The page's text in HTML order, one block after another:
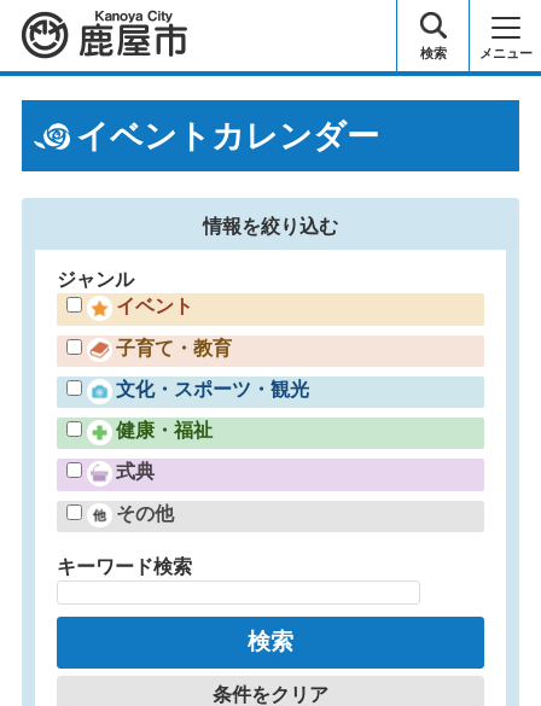
鹿屋市 検索 メニュー
イベントカレンダー
情報を絞り込む
ジャンル
イベント
子育て・教育
文化・スポーツ・観光
健康・福祉
式典
その他
キーワード検索
条件をクリア